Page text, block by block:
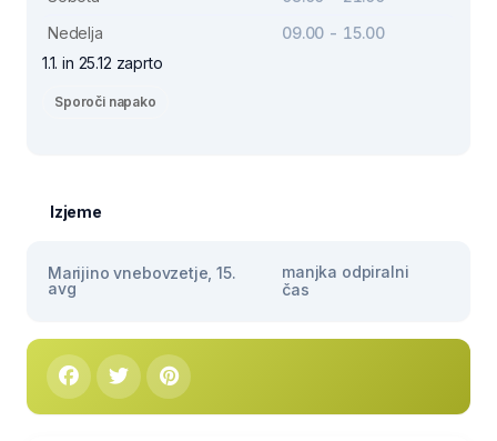
Nedelja
09.00 - 15.00
1.1. in 25.12 zaprto
Sporoči napako
Izjeme
Marijino vnebovzetje, 15.
avg
manjka odpiralni
čas